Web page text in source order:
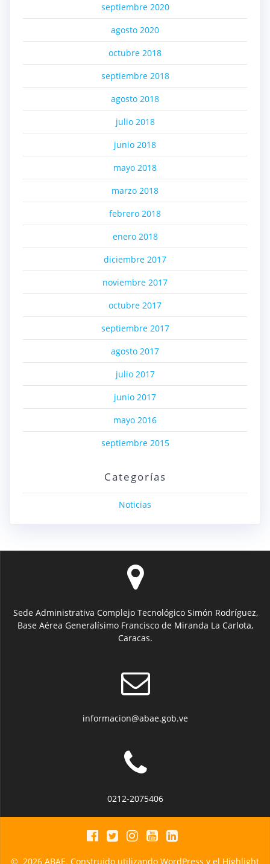
septiembre 2020
agosto 2020
octubre 2018
septiembre 2018
agosto 2018
julio 2018
junio 2018
mayo 2018
marzo 2018
febrero 2018
enero 2018
diciembre 2017
noviembre 2017
octubre 2017
septiembre 2017
agosto 2017
julio 2017
junio 2017
mayo 2016
septiembre 2015
Categorías
Noticias
Sede Administrativa Complejo Tecnológico Simón Rodríguez,
Base Aérea Generalísimo Francisco de Miranda La Carlota,
Caracas.
informacion@abae.gob.ve
0212-2075406
© 2026 ABAE. Construido utilizando WordPress y el Highlight